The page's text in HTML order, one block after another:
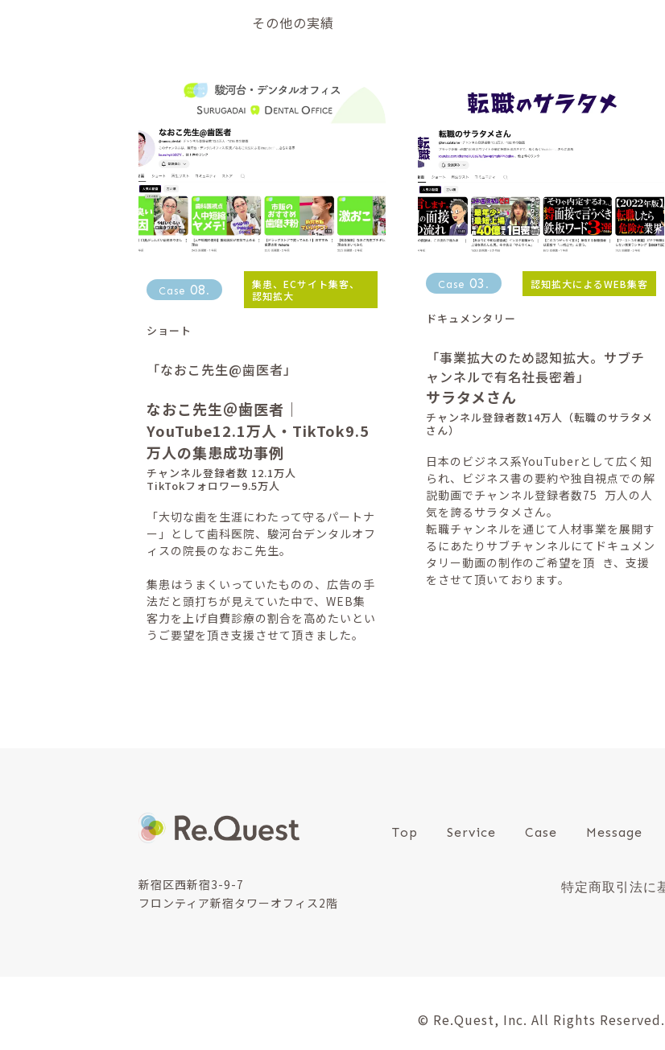
その他の実績
Case 08 .
集患、ECサイト集客、
認知拡大
ショート
「なおこ先生@歯医者」
なおこ先生＠歯医者｜
YouTube12.1万人・TikTok9.5
万人の集患成功事例
チャンネル登録者数 12.1万人
TikTokフォロワー9.5万人
「大切な歯を生涯にわたって守るパートナ
ー」として歯科医院、駿河台デンタルオフ
ィスの院長のなおこ先生。
集患はうまくいっていたものの、広告の手
法だと頭打ちが見えていた中で、WEB集
客力を上げ自費診療の割合を高めたいとい
うご要望を頂き支援させて頂きました。
Case 03 . 認知拡大によるWEB集客
ドキュメンタリー
「事業拡大のため認知拡大。サブチ
ャンネルで有名社長密着」
サラタメさん
チャンネル登録者数14万人（転職のサラタメ
さん）
日本のビジネス系YouTuberとして広く知
られ、ビジネス書の要約や独自視点での解
説動画でチャンネル登録者数75 万人の人
気を誇るサラタメさん。
転職チャンネルを通じて人材事業を展開す
るにあたりサブチャンネルにてドキュメン
タリー動画の制作のご希望を頂 き、支援
をさせて頂いております。
新宿区西新宿3-9-7
フロンティア新宿タワーオフィス2階
Top Service Case Message
特定商取引法に
© Re.Quest, Inc. All Rights Reserved.